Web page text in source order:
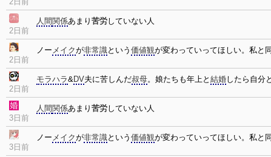
2日前
人間 関係あまり 苦労していない人
2日前
ノー メイクが非常識という 価値観が変わっていってほしい。私と
2日前
モラハラ&DV夫に苦しんだ叔母。娘たちも年上と 結婚したら自分
3日前
人間 関係あまり 苦労していない人
3日前
ノー メイクが非常識という 価値観が変わっていってほしい。私と